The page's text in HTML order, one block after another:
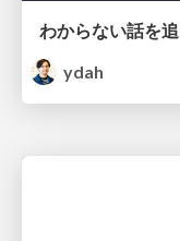
ydah